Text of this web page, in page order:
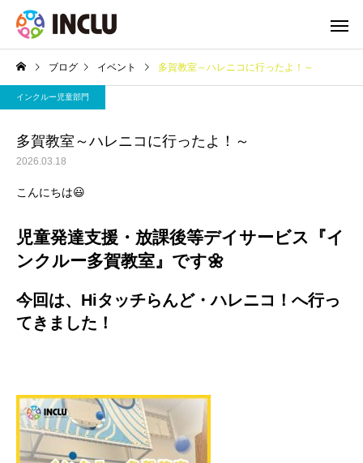
ブログ イベント 多賀教室～ハレニコに行ったよ！～
インクルー児童部門
多賀教室～ハレニコに行ったよ！～
2026.03.18
こんにちは😃
児童発達支援・放課後等デイサービス『イ
ンクルー多賀教室』です🌼
今回は、Hiタッチらんど・ハレニコ！へ行っ
てきました！